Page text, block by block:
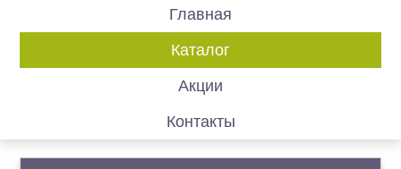
Главная
Каталог
Акции
Контакты